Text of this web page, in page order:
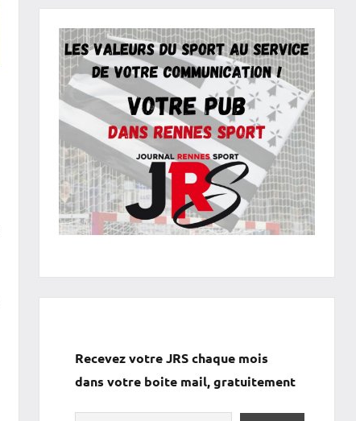
Recevez votre JRS chaque mois
dans votre boite mail, gratuitement